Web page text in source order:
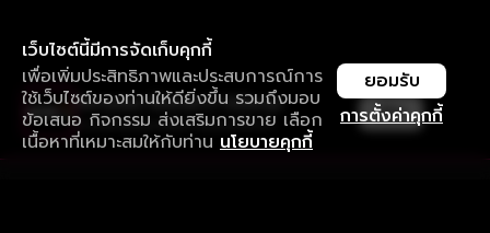
เว็บไซต์นี้มีการจัดเก็บคุกกี้
เพื่อเพิ่มประสิทธิภาพและประสบการณ์การ
ใช้เว็บไซต์ของท่านให้ดียิ่งขึ้น รวมถึงมอบ
ข้อเสนอ กิจกรรม ส่งเสริมการขาย เลือก
เนื้อหาที่เหมาะสมให้กับท่าน นโยบายคุกกี้
การตั้งค่าคุกกี้
ยอมรับ
ใช้งานแอป ลื่นไหลกว่า ไม่มีสะดุด
ดาวน์โหลดแอปเพื่อการรับชมที่ดีกว่า เปิด